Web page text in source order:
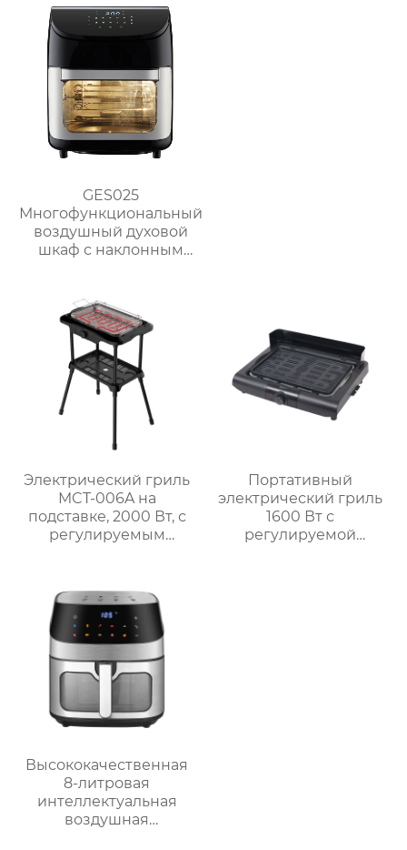
GES025
Многофункциональный
воздушный духовой
шкаф с наклонным
вместимости
Электрический гриль
MCT-006A на
подставке, 2000 Вт, с
регулируемым
Портативный
электрический гриль
1600 Вт с
регулируемой
Высококачественная
8-литровая
интеллектуальная
воздушная